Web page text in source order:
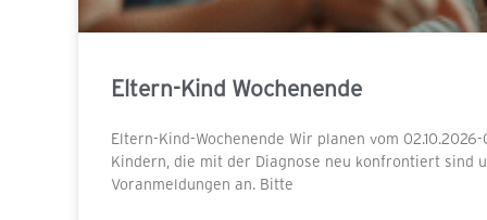
Eltern-Kind Wochenende
Eltern-Kind-Wochenende Wir planen vom
Kindern, die mit der Diagnose neu konfrontiert sind
Voranmeldungen an. Bitte